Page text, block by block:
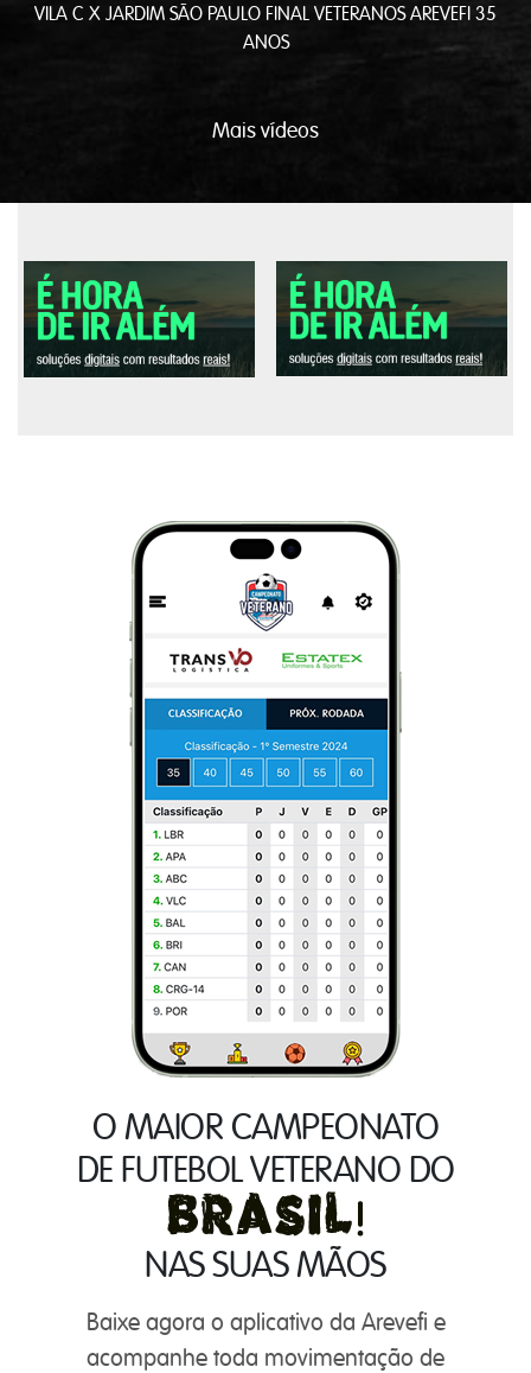
35 CAMPEONATO VETERANOS AREVEFI - FLAMENGO X
Mais vídeos
O MAIOR CAMPEONATO
DE FUTEBOL VETERANO DO
NAS SUAS MÃOS
Baixe agora o aplicativo da Arevefi e
acompanhe toda movimentação de